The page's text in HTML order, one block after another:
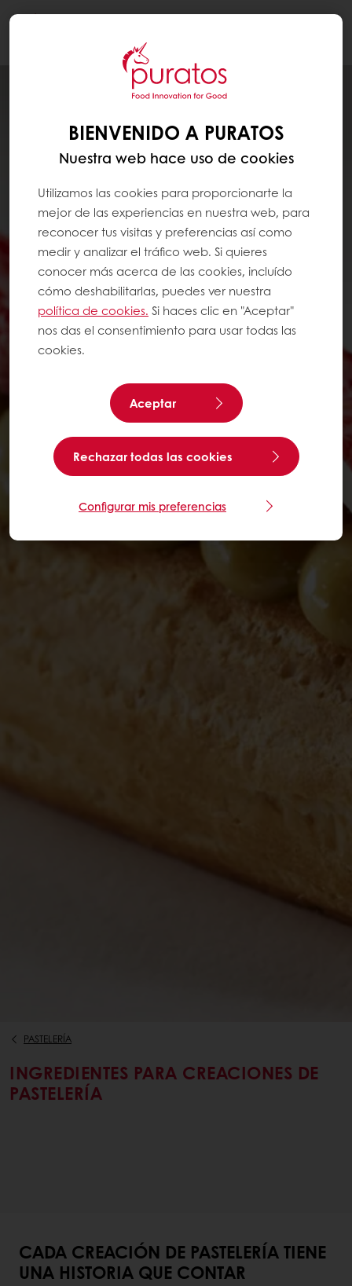
PASTELERÍA
INGREDIENTES PARA CREACIONES DE
PASTELERÍA
CADA CREACIÓN DE PASTELERÍA TIENE
UNA HISTORIA QUE CONTAR
BIENVENIDO A PURATOS
Nuestra web hace uso de cookies
Utilizamos las cookies para proporcionarte la
mejor de las experiencias en nuestra web, para
reconocer tus visitas y preferencias así como
medir y analizar el tráfico web. Si quieres
conocer más acerca de las cookies, incluído
cómo deshabilitarlas, puedes ver nuestra
política de cookies. Si haces clic en "Aceptar"
nos das el consentimiento para usar todas las
cookies.
Aceptar
Rechazar todas las cookies
Configurar mis preferencias